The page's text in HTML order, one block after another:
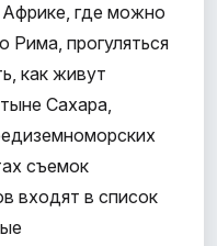
где можно
Рима, прогуляться
как живут
Сахара,
съемок
входят в список